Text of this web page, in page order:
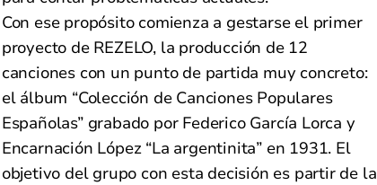
Con ese propósito comienza a gestarse el primer
proyecto de REZELO, la producción de 12
canciones con un punto de partida muy concreto:
el álbum “Colección de Canciones Populares
Españolas” grabado por Federico García Lorca y
Encarnación López “La argentinita” en 1931. El
objetivo del grupo con esta decisión es partir de la